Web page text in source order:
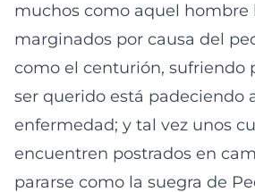
muchos como aquel hombre
marginados por causa del
como el centurión, sufriendo
ser querido está padeciendo
enfermedad; y tal vez unos
encuentren postrados en
pararse como la suegra de